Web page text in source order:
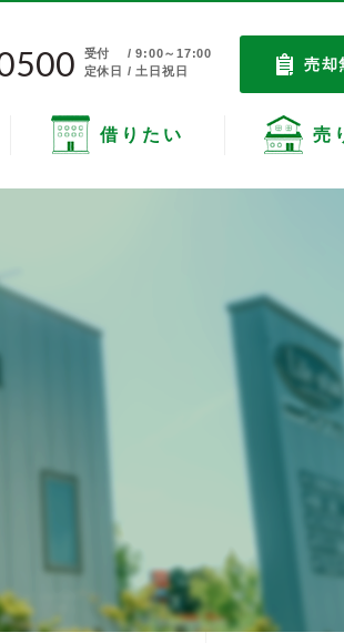
受付
/ 9:00～17:00
定休日 / 土日祝日
売却
借りたい 売